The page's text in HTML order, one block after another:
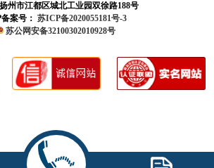
州市江都区城北工业园双徐路188号
案号： 苏ICP备2020055181号-3
苏公网安备32100302010928号